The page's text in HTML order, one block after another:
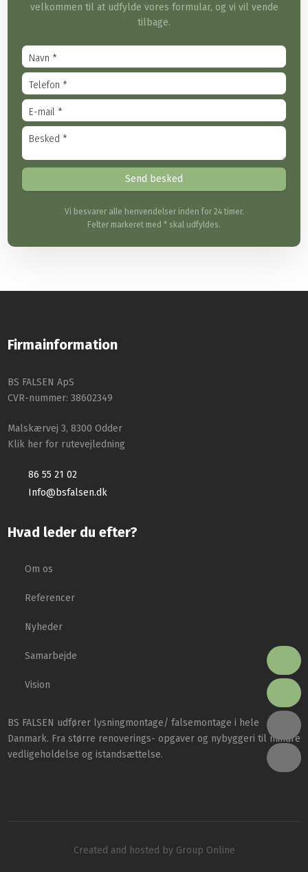
velkommen til at udfylde vores formular, og vi vil vende
tilbage.
Vi besvarer alle henvendelser inden for 24 timer.
Felter markeret med * skal udfyldes.​
Firmainformation
BS FALSEN ApS
CVR-nummer: 38602349
Malskærvej 3, 8300 Odder
Klik her for rutevejledning
86 55 21 02
Info@bsfalsen.dk
Hvad leder du efter?
Om os
Referencer
Nyheder
Samarbejde
Vision
BS FALSEN udfører lysningmontage/ falsemontage i hele
Danmark. Fra større renoverings- opgaver og nybyggeri til mindre
vedligeholdelse og istandsættelse.
Created and hosted by Group Online